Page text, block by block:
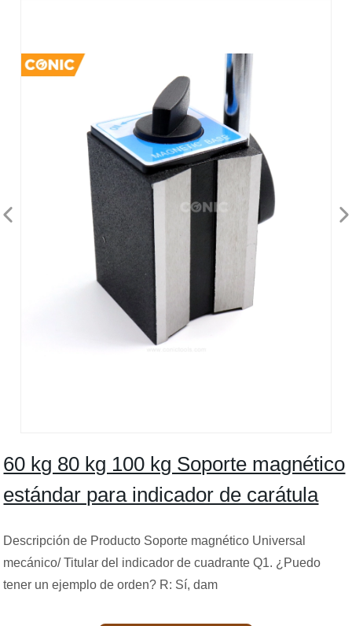
60 kg 80 kg 100 kg Soporte magnético
estándar para indicador de carátula
Descripción de Producto Soporte magnético Universal
mecánico/ Titular del indicador de cuadrante Q1. ¿Puedo
tener un ejemplo de orden? R: Sí, dam